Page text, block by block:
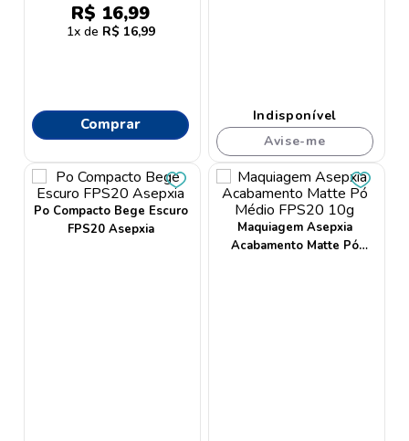
R$ 16,99
1 R$ 16,99
Comprar
Indisponível
Avise-me
Po Compacto Bege Escuro
FPS20 Asepxia
Maquiagem Asepxia
Acabamento Matte Pó